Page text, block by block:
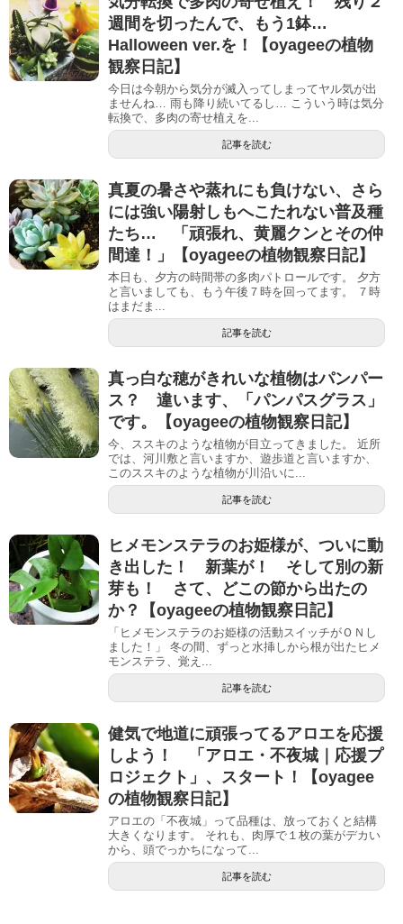
週間を切ったんで、もう1鉢…
Halloween ver.を！【oyageeの植物
観察日記】
今日は今朝から気分が滅入ってしまってヤル気が出
ませんね… 雨も降り続いてるし… こういう時は気分
転換で、多肉の寄せ植えを...
記事を読む
真夏の暑さや蒸れにも負けない、さら
には強い陽射しもへこたれない普及種
たち… 「頑張れ、黄麗クンとその仲
間達！」【oyageeの植物観察日記】
本日も、夕方の時間帯の多肉パトロールです。 夕方
と言いましても、もう午後７時を回ってます。 ７時
はまだま...
記事を読む
真っ白な穂がきれいな植物はパンパー
ス？ 違います、「パンパスグラス」
です。【oyageeの植物観察日記】
今、ススキのような植物が目立ってきました。 近所
では、河川敷と言いますか、遊歩道と言いますか、
このススキのような植物が川沿いに...
記事を読む
ヒメモンステラのお姫様が、ついに動
き出した！ 新葉が！ そして別の新
芽も！ さて、どこの節から出たの
か？【oyageeの植物観察日記】
「ヒメモンステラのお姫様の活動スイッチがＯＮし
ました！」 冬の間、ずっと水挿しから根が出たヒメ
モンステラ、覚え...
記事を読む
健気で地道に頑張ってるアロエを応援
しよう！ 「アロエ・不夜城｜応援プ
ロジェクト」、スタート！【oyagee
の植物観察日記】
アロエの「不夜城」って品種は、放っておくと結構
大きくなります。 それも、肉厚で１枚の葉がデカい
から、頭でっかちになって...
記事を読む